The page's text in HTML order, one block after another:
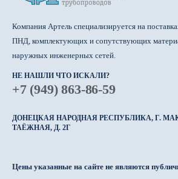
Компания Артель специализируется на
ПНД, комплектующих и сопутствующих
наружных инженерных сетей.
НЕ НАШЛИ ЧТО ИСКАЛИ?
+7 (949) 863-86-59
ДОНЕЦКАЯ НАРОДНАЯ РЕСПУБЛИКА, Г.
ТАЁЖНАЯ, Д. 2Г
Цены указанные на сайте не являются